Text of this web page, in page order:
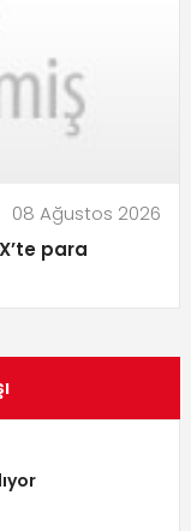
08 Ağustos 2026
para